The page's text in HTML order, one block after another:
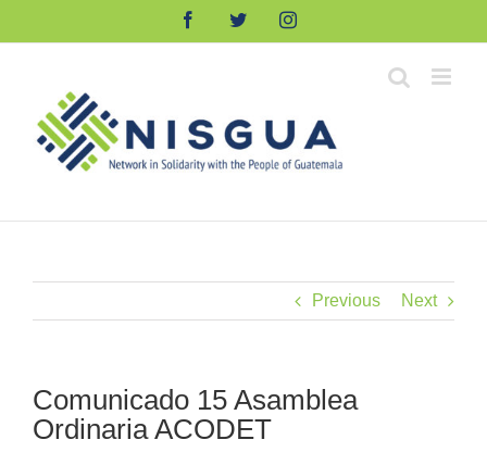
FacebookTwitterInstagram
Previous Next
Comunicado 15 Asamblea
Ordinaria ACODET